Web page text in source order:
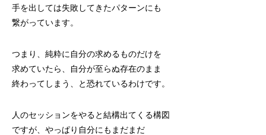
手を出しては失敗してきたパターンにも
繋がっています。
つまり、純粋に自分の求めるものだけを
求めていたら、自分が至らぬ存在のまま
終わってしまう、と恐れているわけです。
人のセッションをやると結構出てくる構図
ですが、やっぱり自分にもまだまだ